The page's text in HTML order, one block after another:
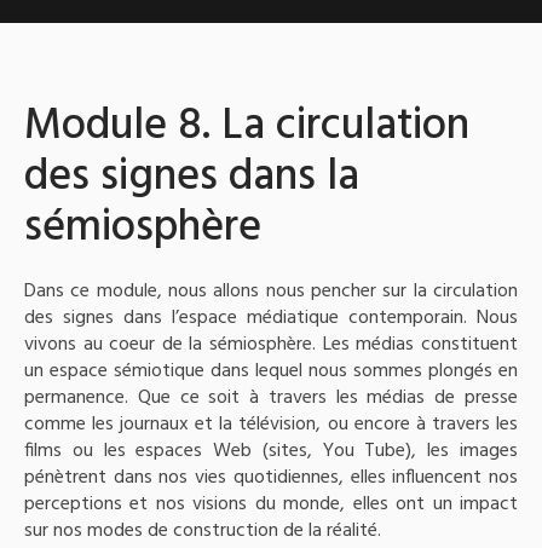
Module 8. La circulation
des signes dans la
sémiosphère
Dans ce module, nous allons nous pencher sur la circulation
des signes dans l’espace médiatique contemporain. Nous
vivons au coeur de la sémiosphère. Les médias constituent
un espace sémiotique dans lequel nous sommes plongés en
permanence. Que ce soit à travers les médias de presse
comme les journaux et la télévision, ou encore à travers les
films ou les espaces Web (sites, You Tube), les images
pénètrent dans nos vies quotidiennes, elles influencent nos
perceptions et nos visions du monde, elles ont un impact
sur nos modes de construction de la réalité.